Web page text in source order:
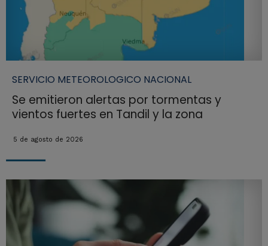
SERVICIO METEOROLOGICO NACIONAL
Se emitieron alertas por tormentas y
vientos fuertes en Tandil y la zona
5 de agosto de 2026